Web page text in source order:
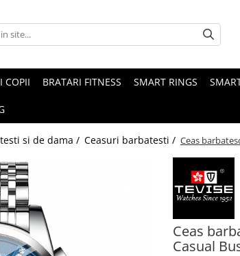
COPII BRATARI FITNESS SMART RINGS
si de dama / Ceasuri barbatesti / Ceas
Ceas
Casual